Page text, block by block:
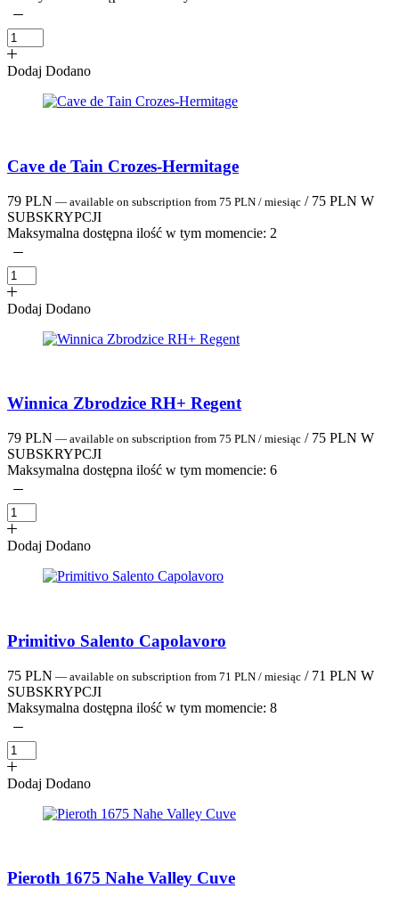
Dodaj Dodano
Cave de Tain Crozes-Hermitage
79 PLN — available on subscription from 75 PLN / miesiąc / 75 PLN W
SUBSKRYPCJI
Maksymalna dostępna ilość w tym momencie: 2
Dodaj Dodano
Winnica Zbrodzice RH+ Regent
79 PLN — available on subscription from 75 PLN / miesiąc / 75 PLN W
SUBSKRYPCJI
Maksymalna dostępna ilość w tym momencie: 6
Dodaj Dodano
Primitivo Salento Capolavoro
75 PLN — available on subscription from 71 PLN / miesiąc / 71 PLN W
SUBSKRYPCJI
Maksymalna dostępna ilość w tym momencie: 8
Dodaj Dodano
Pieroth 1675 Nahe Valley Cuve